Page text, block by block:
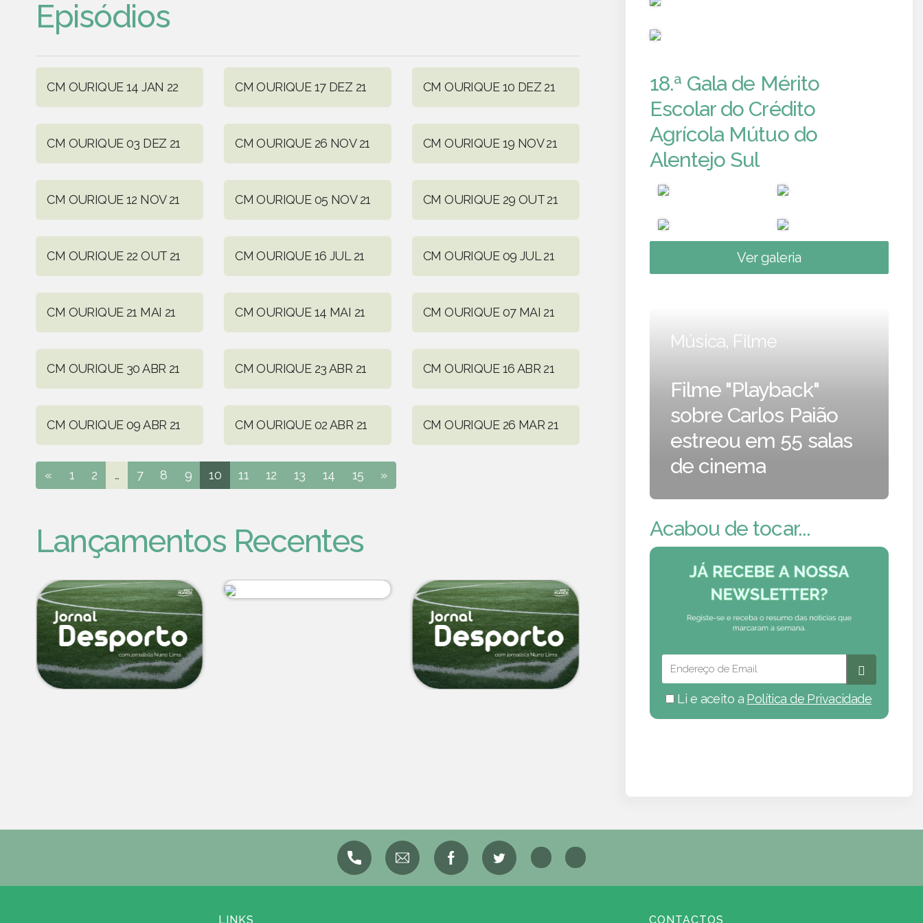
Episódios
CM OURIQUE 14 JAN 22 CM OURIQUE 17 DEZ 21 CM OURIQUE 10 DEZ 21
CM OURIQUE 03 DEZ 21 CM OURIQUE 26 NOV 21 CM OURIQUE 19 NOV 21
CM OURIQUE 12 NOV 21 CM OURIQUE 05 NOV 21 CM OURIQUE 29 OUT 21
CM OURIQUE 22 OUT 21 CM OURIQUE 16 JUL 21 CM OURIQUE 09 JUL 21
CM OURIQUE 21 MAI 21 CM OURIQUE 14 MAI 21 CM OURIQUE 07 MAI 21
CM OURIQUE 30 ABR 21 CM OURIQUE 23 ABR 21 CM OURIQUE 16 ABR 21
CM OURIQUE 09 ABR 21 CM OURIQUE 02 ABR 21 CM OURIQUE 26 MAR 21
« 1 2 ... 7 8 9 10 11 12 13 14 15 »
Lançamentos Recentes
18.ª Gala de Mérito
Escolar do Crédito
Agrícola Mútuo do
Alentejo Sul
Ver galeria
Música, Filme
Filme "Playback"
sobre Carlos Paião
estreou em 55 salas
de cinema
Acabou de tocar...
Li e aceito a Política de Privacidade
LINKS CONTACTOS